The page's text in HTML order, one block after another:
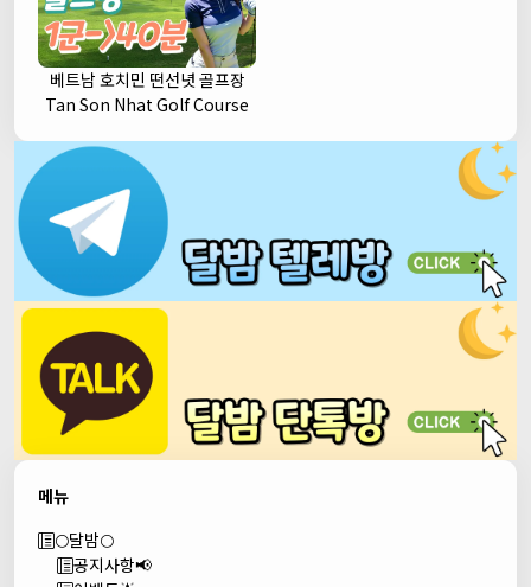
베트남 호치민 떤선녓 골프장
Tan Son Nhat Golf Course
메뉴
🌕달밤🌕
공지사항📢